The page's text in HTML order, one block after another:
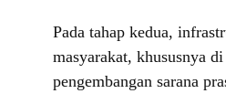
Pada tahap kedua,
masyarakat, khususnya
pengembangan sarana